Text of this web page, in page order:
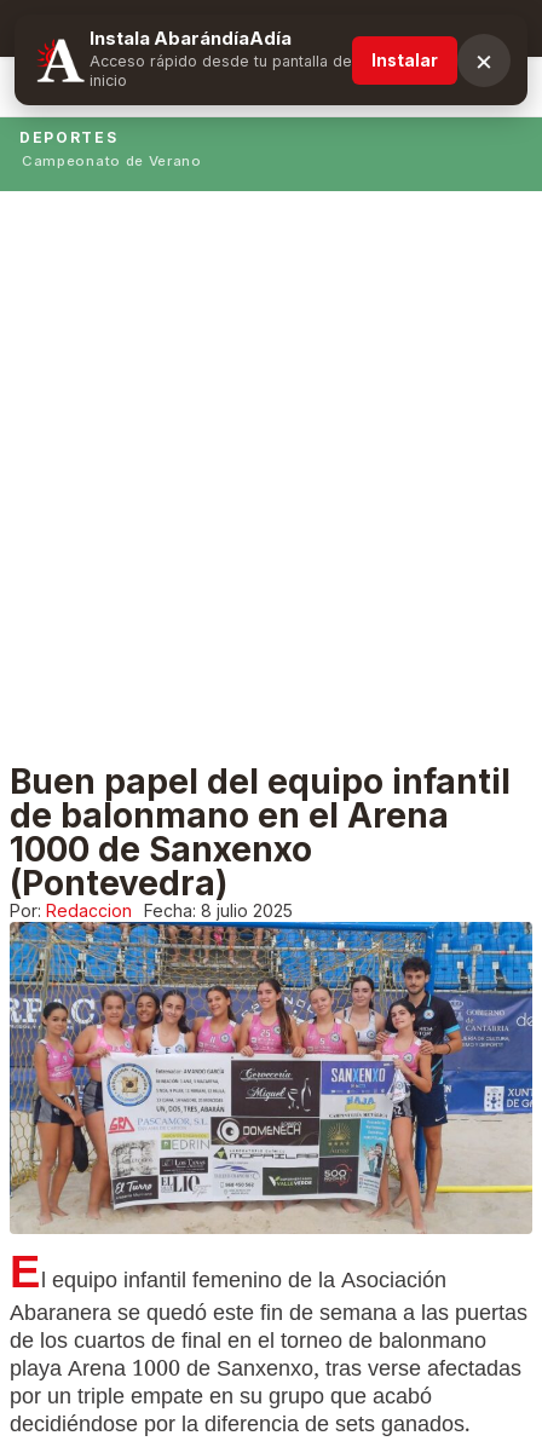
Suscríbete y obtén ventajas exclusivas
DEPORTES
Campeonato de Verano
Buen papel del equipo infantil
de balonmano en el Arena
1000 de Sanxenxo
(Pontevedra)
Por: Redaccion Fecha: 8 julio 2025
El equipo infantil femenino de la Asociación
Abaranera se quedó este fin de semana a las puertas
de los cuartos de final en el torneo de balonmano
playa Arena 1000 de Sanxenxo, tras verse afectadas
por un triple empate en su grupo que acabó
decidiéndose por la diferencia de sets ganados.
Instala AbarándíaAdía
Acceso rápido desde tu pantalla de
inicio
Instalar ×